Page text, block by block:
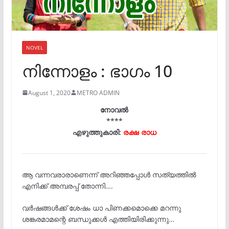
NOVEL
നിന്നോളം : ഭാഗം 10
August 1, 2020 METRO ADMIN
നോവൽ
****
എഴുത്തുകാരി: രക്ഷ രാധ
ആ വന്നവരാരാണെന്ന് അറിഞ്ഞപ്പോൾ സത്യത്തിൽ
എനിക്ക് അമ്പരപ്പ് തോന്നി….
വർഷങ്ങൾക്ക് ശേഷം ധാ പിണക്കമൊക്കെ മറന്നു
ശങ്കരമാമന്റെ ബന്ധുക്കൾ എത്തിയിരിക്കുന്നു…